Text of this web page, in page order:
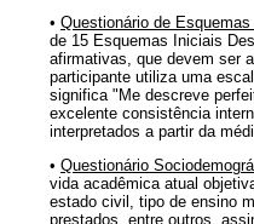
• Questionário de
de 15 Esquemas Iniciais
afirmativas, que devem ser
participante utiliza uma
significa "Me descreve
excelente consistência
interpretados a partir da
• Questionário
vida acadêmica atual
estado civil, tipo de ensino
prestados, entre outros,